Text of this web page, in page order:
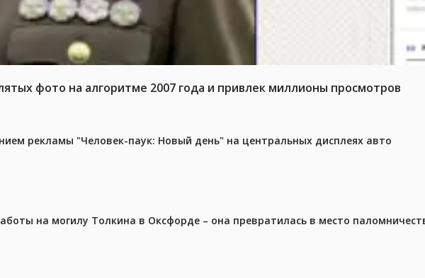
фото на алгоритме 2007 года и привлек миллионы просмотров
рекламы "Человек-паук: Новый день" на центральных дисплеях авто
на могилу Толкина в Оксфорде – она превратилась в место